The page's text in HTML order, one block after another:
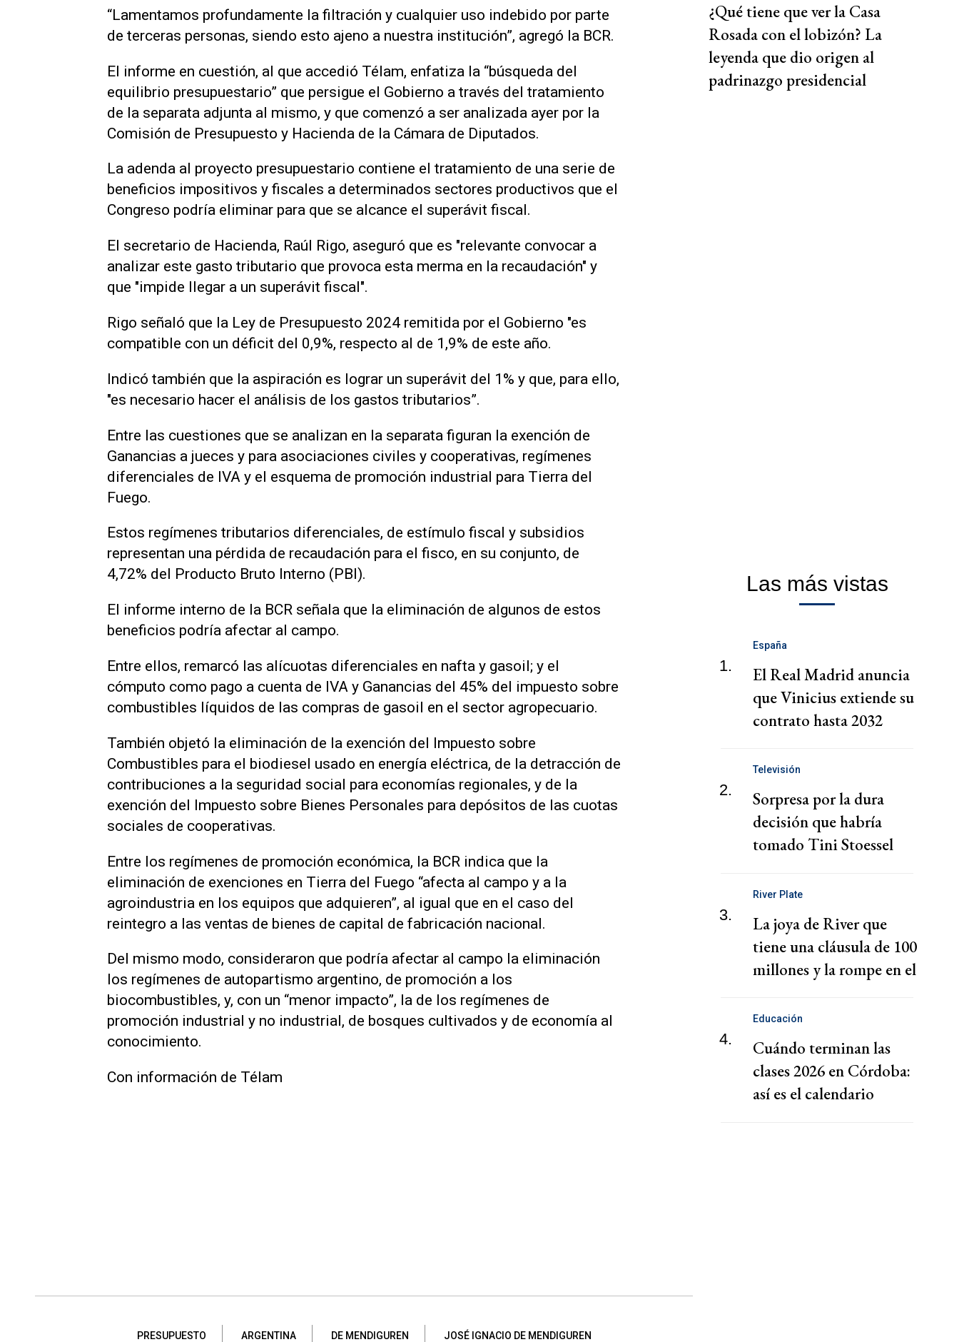
“Lamentamos profundamente la filtración y cualquier uso indebido por parte
de terceras personas, siendo esto ajeno a nuestra institución”, agregó la BCR.
El informe en cuestión, al que accedió Télam, enfatiza la “búsqueda del
equilibrio presupuestario” que persigue el Gobierno a través del tratamiento
de la separata adjunta al mismo, y que comenzó a ser analizada ayer por la
Comisión de Presupuesto y Hacienda de la Cámara de Diputados.
La adenda al proyecto presupuestario contiene el tratamiento de una serie de
beneficios impositivos y fiscales a determinados sectores productivos que el
Congreso podría eliminar para que se alcance el superávit fiscal.
El secretario de Hacienda, Raúl Rigo, aseguró que es "relevante convocar a
analizar este gasto tributario que provoca esta merma en la recaudación" y
que "impide llegar a un superávit fiscal".
Rigo señaló que la Ley de Presupuesto 2024 remitida por el Gobierno "es
compatible con un déficit del 0,9%, respecto al de 1,9% de este año.
Indicó también que la aspiración es lograr un superávit del 1% y que, para ello,
"es necesario hacer el análisis de los gastos tributarios”.
Entre las cuestiones que se analizan en la separata figuran la exención de
Ganancias a jueces y para asociaciones civiles y cooperativas, regímenes
diferenciales de IVA y el esquema de promoción industrial para Tierra del
Fuego.
Estos regímenes tributarios diferenciales, de estímulo fiscal y subsidios
representan una pérdida de recaudación para el fisco, en su conjunto, de
4,72% del Producto Bruto Interno (PBI).
El informe interno de la BCR señala que la eliminación de algunos de estos
beneficios podría afectar al campo.
Entre ellos, remarcó las alícuotas diferenciales en nafta y gasoil; y el
cómputo como pago a cuenta de IVA y Ganancias del 45% del impuesto sobre
combustibles líquidos de las compras de gasoil en el sector agropecuario.
También objetó la eliminación de la exención del Impuesto sobre
Combustibles para el biodiesel usado en energía eléctrica, de la detracción de
contribuciones a la seguridad social para economías regionales, y de la
exención del Impuesto sobre Bienes Personales para depósitos de las cuotas
sociales de cooperativas.
Entre los regímenes de promoción económica, la BCR indica que la
eliminación de exenciones en Tierra del Fuego “afecta al campo y a la
agroindustria en los equipos que adquieren”, al igual que en el caso del
reintegro a las ventas de bienes de capital de fabricación nacional.
Del mismo modo, consideraron que podría afectar al campo la eliminación
los regímenes de autopartismo argentino, de promoción a los
biocombustibles, y, con un “menor impacto”, la de los regímenes de
promoción industrial y no industrial, de bosques cultivados y de economía al
conocimiento.
Con información de Télam
PRESUPUESTO ARGENTINA DE MENDIGUREN JOSÉ IGNACIO DE MENDIGUREN
¿Qué tiene que ver la Casa
Rosada con el lobizón? La
leyenda que dio origen al
padrinazgo presidencial
Las más vistas
1.
España
El Real Madrid anuncia
que Vinicius extiende su
contrato hasta 2032
2.
Televisión
Sorpresa por la dura
decisión que habría
tomado Tini Stoessel
Paul
3.
River Plate
La joya de River que
tiene una cláusula de 100
millones y la rompe en el
4.
Educación
Cuándo terminan las
clases 2026 en Córdoba:
así es el calendario